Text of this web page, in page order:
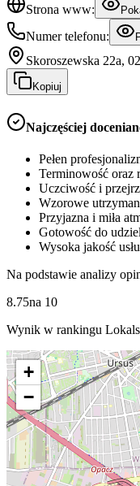
Strona www:
Numer telefonu:
Skoroszewska 22a,
Kopiuj
Najczęściej
Pełen
Terminowość oraz
Uczciwość i
Wzorowe
Przyjazna i miła
Gotowość do
Wysoka jakość
Na podstawie analizy
8.75na 10
Wynik w rankingu
+
−